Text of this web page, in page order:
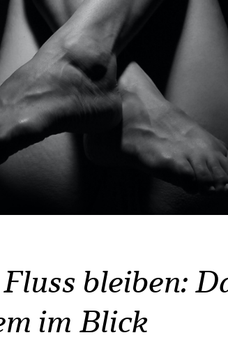
bleiben:
im Blick